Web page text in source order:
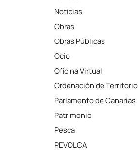
Noticias
Obras
Obras Públicas
Ocio
Oficina Virtual
Ordenación de Territorio
Parlamento de Canarias
Patrimonio
Pesca
PEVOLCA